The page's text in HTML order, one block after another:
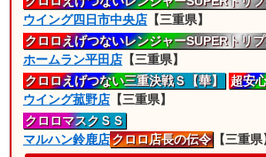
ウイング四日市中央店 【三重県】
クロロえげつないレンジャーSUPERトリ
ホームラン平田店 【三重県】
クロロえげつない三重決戦Ｓ【華】
超安
ウイング菰野店 【三重県】
クロロマスクＳＳ
マルハン鈴鹿店クロロ店長の伝令
【三重県